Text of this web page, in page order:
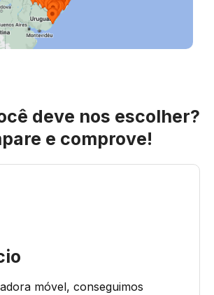
deve nos escolher?
e comprove!
móvel, conseguimos